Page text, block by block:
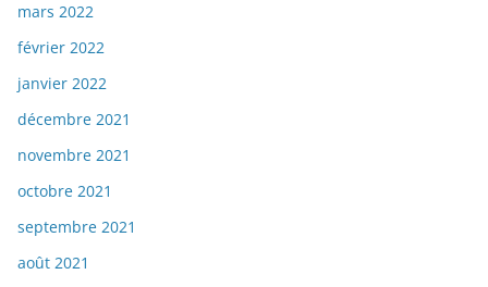
mars 2022
février 2022
janvier 2022
décembre 2021
novembre 2021
octobre 2021
septembre 2021
août 2021